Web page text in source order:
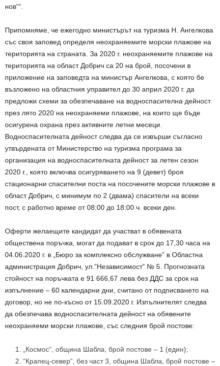
нов““.
Припомняме, че ежегодно министърът на туризма Н. Ангелкова
със своя заповед определя неохраняемите морски плажове на
територията на страната. За 2020 г. неохраняемите плажове на
територията на област Добрич са 20 на брой, посочени в
приложение на заповедта на министър Ангелкова, с която бе
възложено на областния управител до 30 април 2020 г. да
предложи схеми за обезпечаване на водноспасителна дейност
през лято 2020 на неохраняеми плажове, на които ще бъде
осигурена охрана през активните летни месеци.
Водноспасителната дейност следва да се извърши съгласно
утвърдената от Министерство на туризма програма за
организация на водноспасителната дейност за летен сезон
2020 г., която включва осигуряването на 9 (девет) броя
стационарни спасителни поста на посочените морски плажове в
област Добрич, с минимум по 2 (двама) спасители на всеки
пост, с работно време от 08:00 до 18:00 ч. всеки ден.
Оферти желаещите кандидат да участват в обявената
обществена поръчка, могат да подават в срок до 17,30 часа на
04.06.2020 г. в „Бюро за комплексно обслужване” в Областна
администрация Добрич, ул.”Независимост” № 5. Прогнозната
стойност на поръчката е 91 666,67 лева без ДДС за срок на
изпълнение – 60 календарни дни, считано от подписването на
договор, но не по-късно от 15.09.2020 г. Изпълнителят следва
да обезпечава водноспасителната дейност на обявените
неохраняеми морски плажове, със следния брой постове:
„Космос“, община Шабла, брой постове – 1 (един);
“Крапец-север“, без част 3, община Шабла, брой постове –